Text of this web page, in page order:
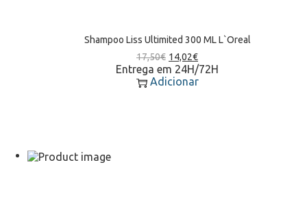
Shampoo Liss Ultimited 300 ML L`Oreal
17,50€ 14,02€
Entrega em 24H/72H
Adicionar